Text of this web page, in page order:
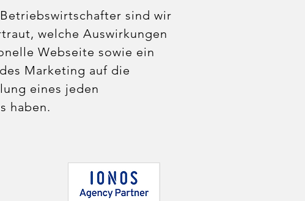
sind wir
welche Auswirkungen
Webseite sowie ein
Marketing auf die
eines jeden
haben.